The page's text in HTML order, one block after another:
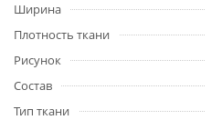
Ширина
Плотность ткани
Рисунок
Состав
Тип ткани